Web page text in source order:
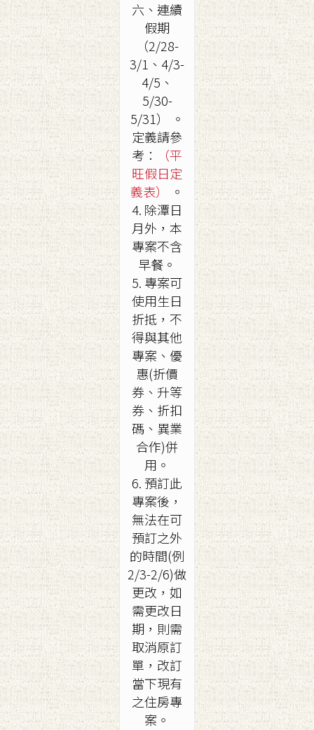
六、連續
假期
（2/28-
3/1、4/3-
4/5、
5/30-
5/31） 。
定義請參
考：
（平
旺假日定
義表）
。
4. 除潭日
月外，本
專案不含
早餐。
5. 專案可
使用生日
折抵，不
得與其他
專案、優
惠(折價
券、升等
券、折扣
碼、異業
合作)併
用。
6. 預訂此
專案後，
無法在可
預訂之外
的時間(例
2/3-2/6)做
更改，如
需更改日
期，則需
取消原訂
單，改訂
當下現有
之住房專
案。